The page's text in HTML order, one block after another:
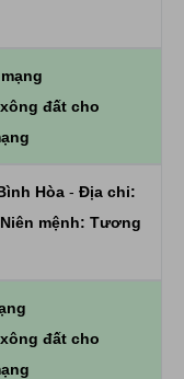
đất cho
Hòa- Địa chi:
Niên mệnh: Tương
đất cho